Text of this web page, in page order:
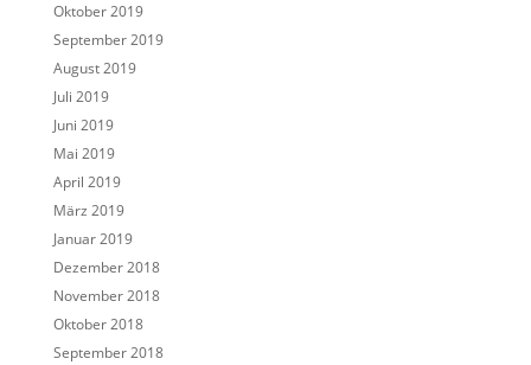
Oktober 2019
September 2019
August 2019
Juli 2019
Juni 2019
Mai 2019
April 2019
März 2019
Januar 2019
Dezember 2018
November 2018
Oktober 2018
September 2018